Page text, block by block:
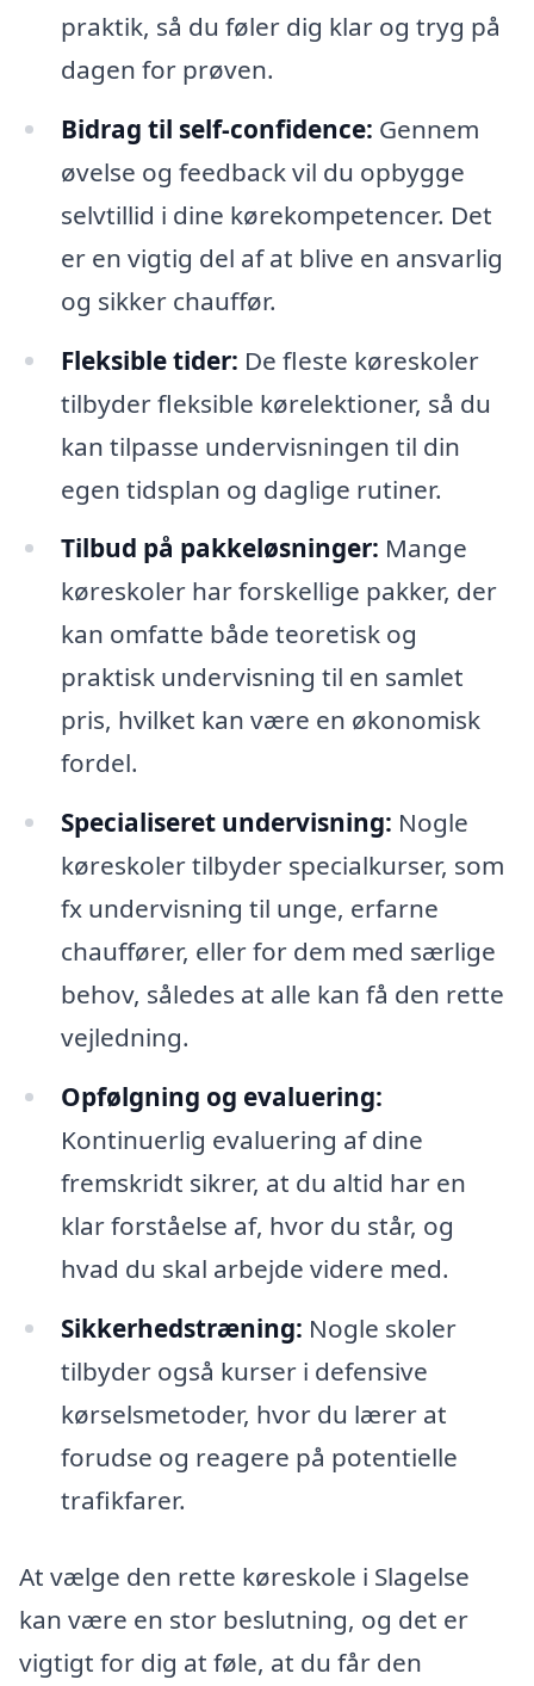
praktik, så du føler dig klar og tryg på
dagen for prøven.
Bidrag til self-confidence: Gennem
øvelse og feedback vil du opbygge
selvtillid i dine kørekompetencer. Det
er en vigtig del af at blive en ansvarlig
og sikker chauffør.
Fleksible tider: De fleste køreskoler
tilbyder fleksible kørelektioner, så du
kan tilpasse undervisningen til din
egen tidsplan og daglige rutiner.
Tilbud på pakkeløsninger: Mange
køreskoler har forskellige pakker, der
kan omfatte både teoretisk og
praktisk undervisning til en samlet
pris, hvilket kan være en økonomisk
fordel.
Specialiseret undervisning: Nogle
køreskoler tilbyder specialkurser, som
fx undervisning til unge, erfarne
chauffører, eller for dem med særlige
behov, således at alle kan få den rette
vejledning.
Opfølgning og evaluering:
Kontinuerlig evaluering af dine
fremskridt sikrer, at du altid har en
klar forståelse af, hvor du står, og
hvad du skal arbejde videre med.
Sikkerhedstræning: Nogle skoler
tilbyder også kurser i defensive
kørselsmetoder, hvor du lærer at
forudse og reagere på potentielle
trafikfarer.
At vælge den rette køreskole i Slagelse
kan være en stor beslutning, og det er
vigtigt for dig at føle, at du får den